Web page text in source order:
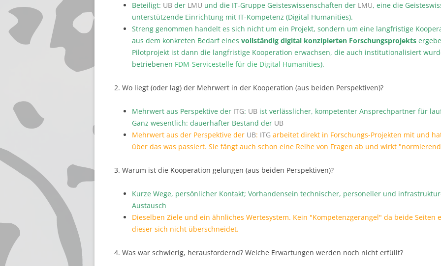
Beteiligt: UB der LMU und die IT-Gruppe Geisteswissenschaften der LMU, eine die
unterstützende Einrichtung mit IT-Kompetenz (Digital Humanities).
Streng genommen handelt es sich nicht um ein Projekt, sondern um eine langfristige
aus dem konkreten Bedarf eines vollständig digital konzipierten Forschungsprojekts
Pilotprojekt ist dann die langfristige Kooperation erwachsen, die auch institutionalisiert
betriebenen FDM-Servicestelle für die Digital Humanities).
2. Wo liegt (oder lag) der Mehrwert in der Kooperation (aus beiden Perspektiven)?
Mehrwert aus Perspektive der ITG: UB ist verlässlicher, kompetenter Ansprechpartner für
Ganz wesentlich: dauerhafter Bestand der UB
Mehrwert aus der Perspektive der UB: ITG arbeitet direkt in Forschungs-Projekten mit und
über das was passiert. Sie fängt auch schon eine Reihe von Fragen ab und wirkt
3. Warum ist die Kooperation gelungen (aus beiden Perspektiven)?
Kurze Wege, persönlicher Kontakt; Vorhandensein technischer, personeller und
Austausch
Dieselben Ziele und ein ähnliches Wertesystem. Kein "Kompetenzgerangel" da beide
dieser sich nicht überschneidet.
4. Was war schwierig, herausfordernd? Welche Erwartungen werden noch nicht erfüllt?